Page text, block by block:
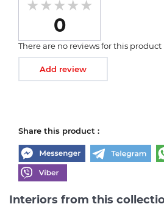
0
There are no reviews for this product
Add review
Share this product :
Interiors from this